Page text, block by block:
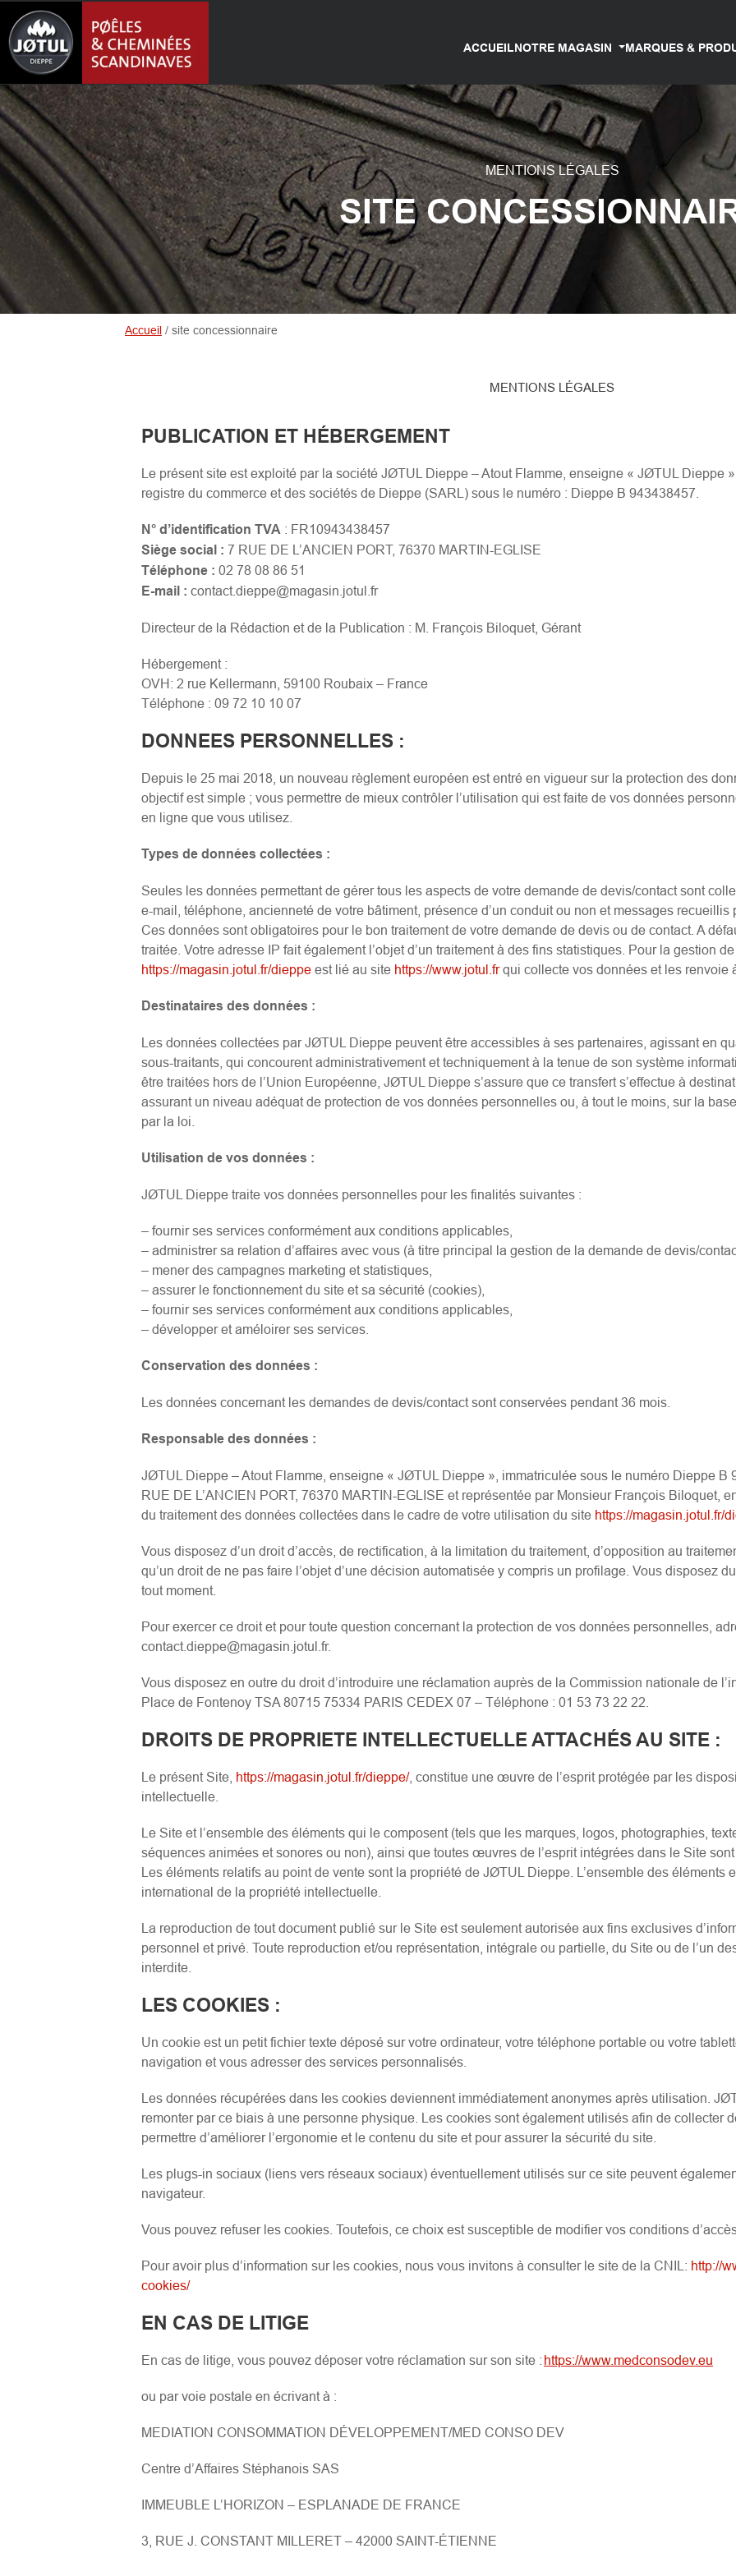
ACCUEILNOTRE MAGASIN MARQUES &
MENTIONS LÉGALES
SITE
Accueil / site concessionnaire
MENTIONS LÉGALES
PUBLICATION ET HÉBERGEMENT
Le présent site est exploité par la société JØTUL Dieppe – Atout Flamme, enseigne « JØTUL Dieppe
registre du commerce et des sociétés de Dieppe (SARL) sous le numéro : Dieppe B 943438457.
N° d’identification TVA : FR10943438457
Siège social : 7 RUE DE L’ANCIEN PORT, 76370 MARTIN-EGLISE
Téléphone : 02 78 08 86 51
E-mail : contact.dieppe@magasin.jotul.fr
Directeur de la Rédaction et de la Publication : M. François Biloquet, Gérant
Hébergement :
OVH: 2 rue Kellermann, 59100 Roubaix – France
Téléphone : 09 72 10 10 07
DONNEES PERSONNELLES :
Depuis le 25 mai 2018, un nouveau règlement européen est entré en vigueur sur la protection des
objectif est simple ; vous permettre de mieux contrôler l’utilisation qui est faite de vos données
en ligne que vous utilisez.
Types de données collectées :
Seules les données permettant de gérer tous les aspects de votre demande de devis/contact sont
e-mail, téléphone, ancienneté de votre bâtiment, présence d’un conduit ou non et messages
Ces données sont obligatoires pour le bon traitement de votre demande de devis ou de contact. A
traitée. Votre adresse IP fait également l’objet d’un traitement à des fins statistiques. Pour la gestion
https://magasin.jotul.fr/dieppe est lié au site https://www.jotul.frqui collecte vos données et les renvoie
Destinataires des données :
Les données collectées par JØTUL Dieppe peuvent être accessibles à ses partenaires, agissant en
sous-traitants, qui concourent administrativement et techniquement à la tenue de son système
être traitées hors de l’Union Européenne, JØTUL Dieppe s’assure que ce transfert s’effectue à
assurant un niveau adéquat de protection de vos données personnelles ou, à tout le moins, sur la
par la loi.
Utilisation de vos données :
JØTUL Dieppe traite vos données personnelles pour les finalités suivantes :
– fournir ses services conformément aux conditions applicables,
– administrer sa relation d’affaires avec vous (à titre principal la gestion de la demande de devis/
– mener des campagnes marketing et statistiques,
– assurer le fonctionnement du site et sa sécurité (cookies),
– fournir ses services conformément aux conditions applicables,
– développer et améloirer ses services.
Conservation des données :
Les données concernant les demandes de devis/contact sont conservées pendant 36 mois.
Responsable des données :
JØTUL Dieppe – Atout Flamme, enseigne « JØTUL Dieppe », immatriculée sous le numéro Dieppe B
RUE DE L’ANCIEN PORT, 76370 MARTIN-EGLISE et représentée par Monsieur François Biloquet,
du traitement des données collectées dans le cadre de votre utilisation du site https://magasin.jotul.fr/
Vous disposez d’un droit d’accès, de rectification, à la limitation du traitement, d’opposition au
qu’un droit de ne pas faire l’objet d’une décision automatisée y compris un profilage. Vous disposez
tout moment.
Pour exercer ce droit et pour toute question concernant la protection de vos données personnelles,
contact.dieppe@magasin.jotul.fr.
Vous disposez en outre du droit d’introduire une réclamation auprès de la Commission nationale de
Place de Fontenoy TSA 80715 75334 PARIS CEDEX 07 – Téléphone : 01 53 73 22 22.
DROITS DE PROPRIETE INTELLECTUELLE ATTACHÉS AU SITE :
Le présent Site, https://magasin.jotul.fr/dieppe/, constitue une œuvre de l’esprit protégée par les
intellectuelle.
Le Site et l’ensemble des éléments qui le composent (tels que les marques, logos, photographies,
séquences animées et sonores ou non), ainsi que toutes œuvres de l’esprit intégrées dans le Site
Les éléments relatifs au point de vente sont la propriété de JØTUL Dieppe. L’ensemble des éléments
international de la propriété intellectuelle.
La reproduction de tout document publié sur le Site est seulement autorisée aux fins exclusives
personnel et privé. Toute reproduction et/ou représentation, intégrale ou partielle, du Site ou de l’un
interdite.
LES COOKIES :
Un cookie est un petit fichier texte déposé sur votre ordinateur, votre téléphone portable ou votre
navigation et vous adresser des services personnalisés.
Les données récupérées dans les cookies deviennent immédiatement anonymes après utilisation.
remonter par ce biais à une personne physique. Les cookies sont également utilisés afin de collecter
permettre d’améliorer l’ergonomie et le contenu du site et pour assurer la sécurité du site.
Les plugs-in sociaux (liens vers réseaux sociaux) éventuellement utilisés sur ce site peuvent
navigateur.
Vous pouvez refuser les cookies. Toutefois, ce choix est susceptible de modifier vos conditions
Pour avoir plus d’information sur les cookies, nous vous invitons à consulter le site de la CNIL: http://
cookies/
EN CAS DE LITIGE
En cas de litige, vous pouvez déposer votre réclamation sur son site : https://www.medconsodev.eu
ou par voie postale en écrivant à :
MEDIATION CONSOMMATION DÉVELOPPEMENT/MED CONSO DEV
Centre d’Affaires Stéphanois SAS
IMMEUBLE L’HORIZON – ESPLANADE DE FRANCE
3, RUE J. CONSTANT MILLERET – 42000 SAINT-ÉTIENNE